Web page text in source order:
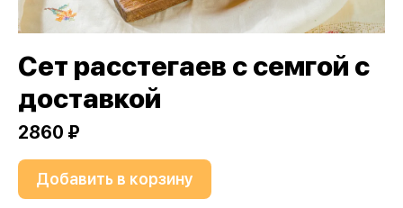
Сет расстегаев с семгой с
доставкой
2860 ₽
Добавить в корзину